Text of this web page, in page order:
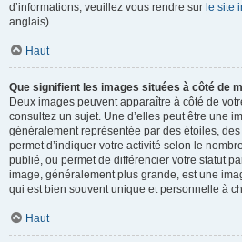
d’informations, veuillez vous rendre sur le site
anglais).
Haut
Que signifient les images situées à côté de
Deux images peuvent apparaître à côté de
consultez un sujet. Une d’elles peut être une
généralement représentée par des étoiles,
permet d’indiquer votre activité selon le
publié, ou permet de différencier votre statut
image, généralement plus grande, est une
qui est bien souvent unique et personnelle à
Haut